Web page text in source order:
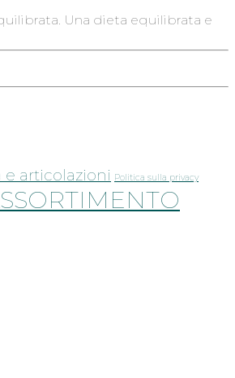
Una dieta equilibrata e
e articolazioni Politica sulla privacy